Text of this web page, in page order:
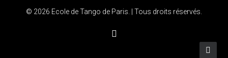
© 2026 Ecole de Tango de Paris. | Tous droits réservés.